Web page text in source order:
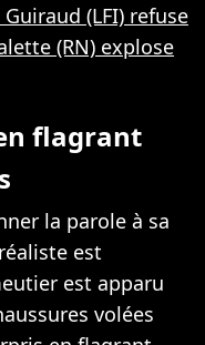
(LFI) refuse
(RN) explose
flagrant
la parole à sa
est
est apparu
volées